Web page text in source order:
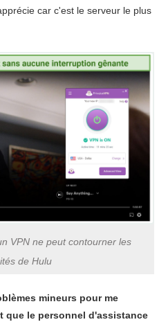
car c'est le serveur le plus
VPN ne peut contourner les
de Hulu
mineurs pour me
que le personnel d'assistance